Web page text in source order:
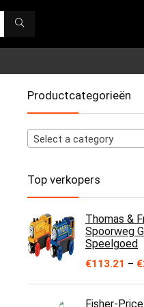
Productcategorieën
Select a category
Top verkopers
Thomas &
Spoorweg
Speelgoed
€113.21 – €
Fisher-